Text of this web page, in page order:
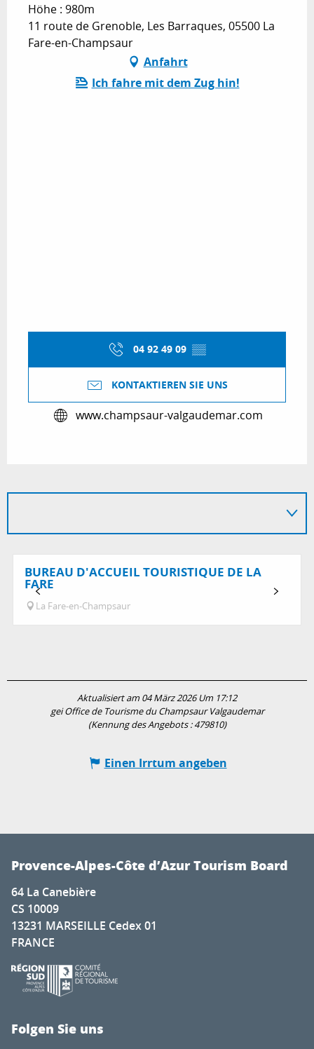
Höhe : 980m
11 route de Grenoble, Les Barraques, 05500 La
Fare-en-Champsaur
Anfahrt
Ich fahre mit dem Zug hin!
04 92 49 09 ▒▒
KONTAKTIEREN SIE UNS
www.champsaur-valgaudemar.com
BUREAU D'ACCUEIL TOURISTIQUE DE LA
FARE
La Fare-en-Champsaur
Aktualisiert am 04 März 2026 Um 17:12
gei Office de Tourisme du Champsaur Valgaudemar
(Kennung des Angebots :479810)
Einen Irrtum angeben
Provence-Alpes-Côte d’Azur Tourism Board
64 La Canebière
CS 10009
13231 MARSEILLE Cedex 01
FRANCE
Folgen Sie uns